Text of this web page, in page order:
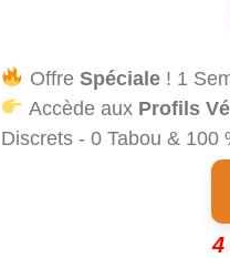
Offre Spéciale! 1
Accède aux Profils
Discrets - 0 Tabou & 100
4